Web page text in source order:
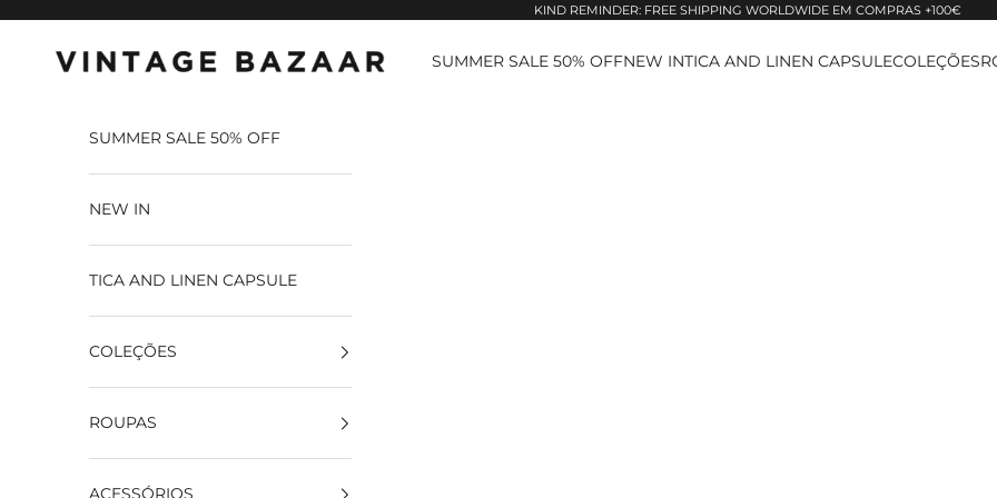
KIND REMINDER: FREE SHIPPING WORLDWIDE EM COMPRAS +100€
Vintage Bazaar SUMMER SALE 50% OFFNEW INTICA AND LINEN CAPSULECOLEÇÕES
SUMMER SALE 50% OFF
NEW IN
TICA AND LINEN CAPSULE
COLEÇÕES
ROUPAS
ACESSÓRIOS